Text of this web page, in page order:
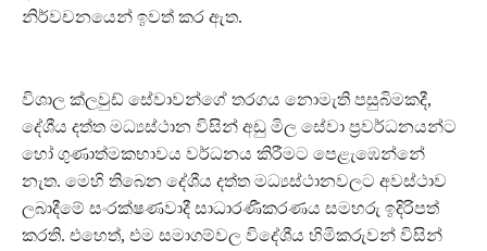
නිර්වචනයෙන් ඉවත් කර ඇත.
විශාල ක්ලවුඩ් සේවාවන්ගේ තරගය නොමැති පසුබිමකදී,
දේශීය දත්ත මධ්‍යස්ථාන විසින් අඩු මිල සේවා ප්‍රවර්ධනයන්ට
හෝ ගුණාත්මකභාවය වර්ධනය කිරීමට පෙළැඹෙන්නේ
නැත. මෙහි තිබෙන දේශීය දත්ත මධ්‍යස්ථානවලට අවස්ථාව
ලබාදීමේ සංරක්ෂණවාදී සාධාරණීකරණය සමහරු ඉදිරිපත්
කරති. එහෙත්, එම සමාගම්වල විදේශීය හිමිකරුවන් විසින්